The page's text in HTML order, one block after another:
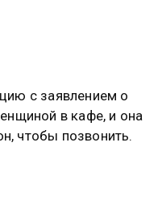
с заявлением о
в кафе, и она
чтобы позвонить.